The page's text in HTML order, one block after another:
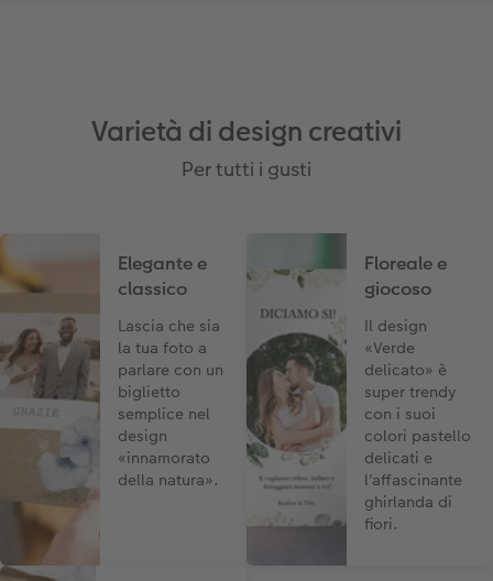
Varietà di design creativi
Per tutti i gusti
Elegante e
classico
Lascia che sia
la tua foto a
parlare con un
biglietto
semplice nel
design
«innamorato
della natura».
Floreale e
giocoso
Il design
«Verde
delicato» è
super trendy
con i suoi
colori pastello
delicati e
l'affascinante
ghirlanda di
fiori.